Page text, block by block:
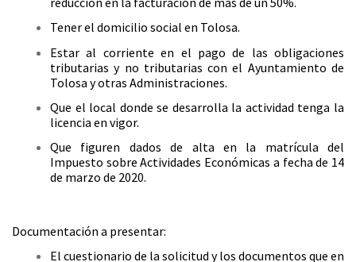
Tener el domicilio social en Tolosa.
Estar al corriente en el pago de las obligaciones
tributarias y no tributarias con el Ayuntamiento de
Tolosa y otras Administraciones.
Que el local donde se desarrolla la actividad tenga la
licencia en vigor.
Que figuren dados de alta en la matrícula del
Impuesto sobre Actividades Económicas a fecha de 14
de marzo de 2020.
Documentación a presentar:
El cuestionario de la solicitud y los documentos que en